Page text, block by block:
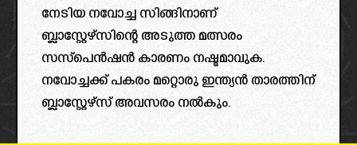
നേടിയ നവോച്ച സിങ്ങിനാണ്
ബ്ലാസ്റ്റേഴ്സിന്റെ അടുത്ത മത്സരം
സസ്പെൻഷൻ കാരണം നഷ്ടമാവുക.
നവോച്ചക്ക്‌ പകരം മറ്റൊരു ഇന്ത്യൻ താരത്തിന്
ബ്ലാസ്റ്റേഴ്‌സ് അവസരം നൽകും.